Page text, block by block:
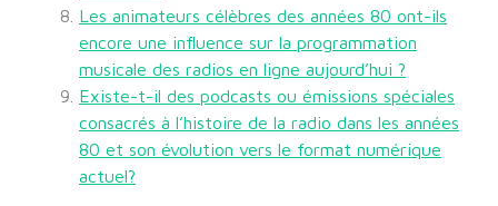
Les animateurs célèbres des années 80 ont-ils
encore une influence sur la programmation
musicale des radios en ligne aujourd’hui ?
Existe-t-il des podcasts ou émissions spéciales
consacrés à l’histoire de la radio dans les années
80 et son évolution vers le format numérique
actuel?